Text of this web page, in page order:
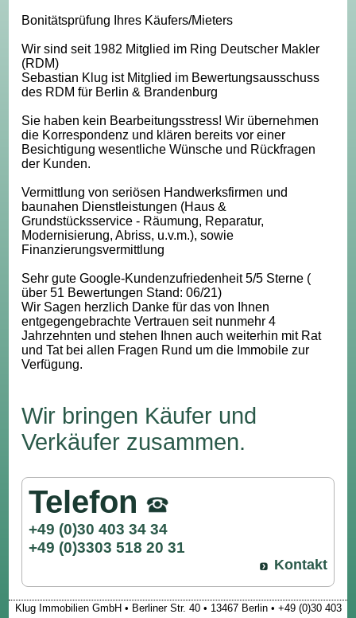
Bonitätsprüfung Ihres Käufers/Mieters
Wir sind seit 1982 Mitglied im Ring Deutscher Makler
(RDM)
Sebastian Klug ist Mitglied im Bewertungsausschuss
des RDM für Berlin & Brandenburg
Sie haben kein Bearbeitungsstress! Wir übernehmen
die Korrespondenz und klären bereits vor einer
Besichtigung wesentliche Wünsche und Rückfragen
der Kunden.
Vermittlung von seriösen Handwerksfirmen und
baunahen Dienstleistungen (Haus &
Grundstücksservice - Räumung, Reparatur,
Modernisierung, Abriss, u.v.m.), sowie
Finanzierungsvermittlung
Sehr gute Google-Kundenzufriedenheit 5/5 Sterne (
über 51 Bewertungen Stand: 06/21)
Wir Sagen herzlich Danke für das von Ihnen
entgegengebrachte Vertrauen seit nunmehr 4
Jahrzehnten und stehen Ihnen auch weiterhin mit Rat
und Tat bei allen Fragen Rund um die Immobile zur
Verfügung.
Wir bringen Käufer und
Verkäufer zusammen.
Telefon
+49 (0)30 403 34 34
+49 (0)3303 518 20 31
Kontakt
Klug Immobilien GmbH • Berliner Str. 40 • 13467 Berlin • +49 (0)30 403